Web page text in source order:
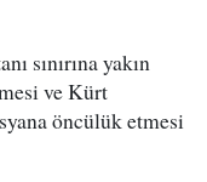
sınırına yakın
ve Kürt
öncülük etmesi